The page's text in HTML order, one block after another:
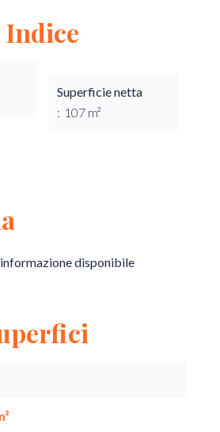
Indice
Superficie netta
107 m²
disponibile